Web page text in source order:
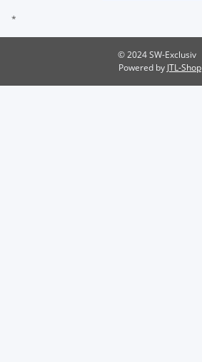
*
© 2024 SW-Exclusiv
Powered by JTL-Shop